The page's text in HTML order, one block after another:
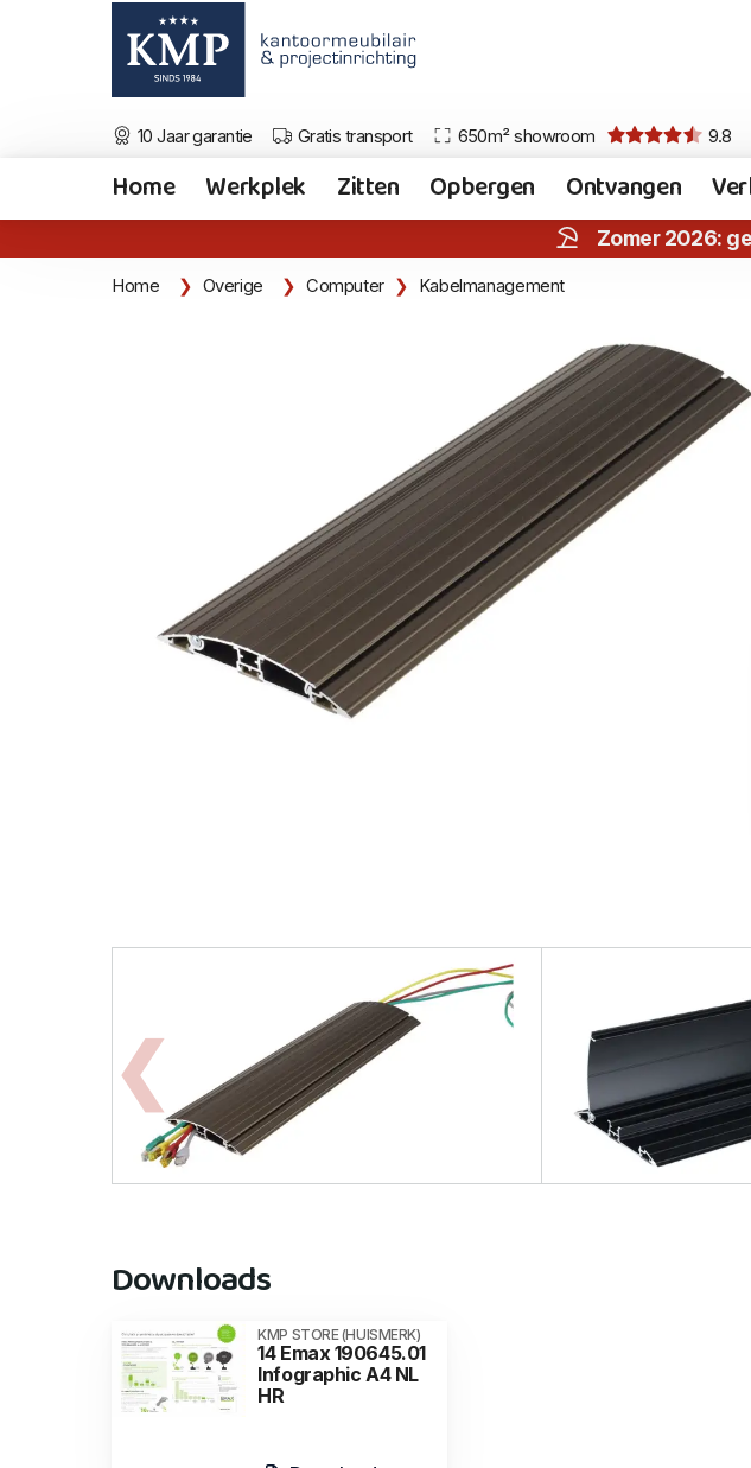
10 Jaar garantie Gratis transport 650m² showroom 9.8
Home Werkplek Zitten Opbergen Ontvangen
Zomer 2026:
Home Overige Computer Kabelmanagement
Downloads
KMP STORE (HUISMERK)
14 Emax 190645.01
Infographic A4 NL
HR